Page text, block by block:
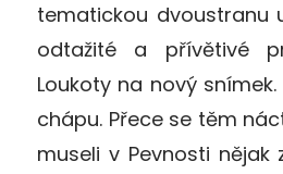
tematickou dvoustranu
odtažité a přívětivé
Loukoty na nový
chápu. Přece se těm
museli v Pevnosti nějak